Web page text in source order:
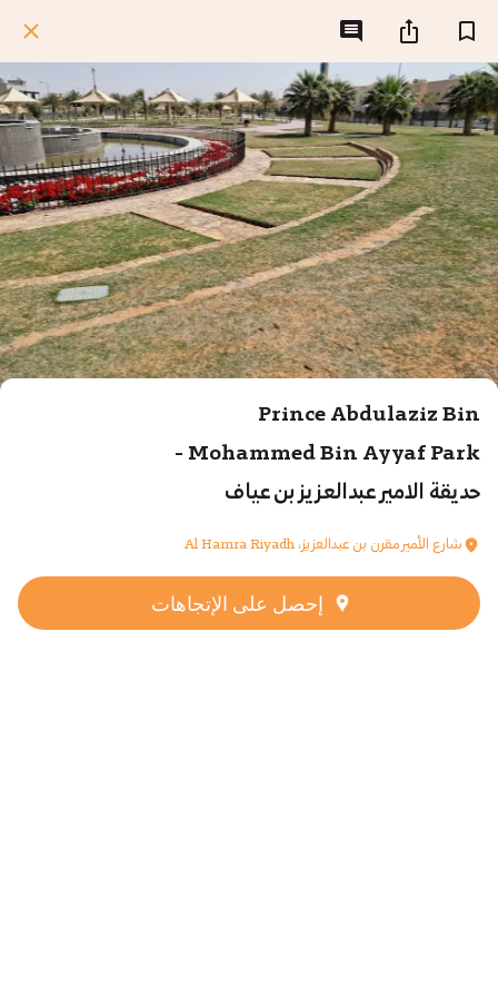
Prince Abdulaziz Bin
Mohammed Bin Ayyaf Park -
حديقة الامير عبدالعزيز بن عياف
شارع الأمير مقرن بن عبدالعزيز، Al Hamra Riyadh
إحصل على الإتجاهات